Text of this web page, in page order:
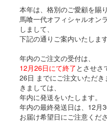
本年は、格別のご愛顧を賜
馬喰一代オフィシャルオン
しまして、
下記の通りご案内いたします
年内のご注文の受付は、
12月26日にて終了 とさせさ
26日 までにご注文いただ
きましては、
年内に発送をいたします。
年内の最終発送日は、12月
お届け希望日にご注意くださ